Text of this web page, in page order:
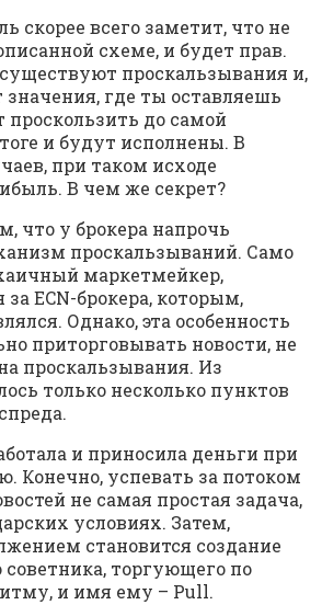
скорее всего заметит, что не
схеме, и будет прав.
проскальзывания и,
значения, где ты оставляешь
проскользить до самой
и будут исполнены. В
при таком исходе
В чем же секрет?
что у брокера напрочь
проскальзываний. Само
маркетмейкер,
ECN-брокера, которым,
Однако, эта особенность
приторговывать новости, не
проскальзывания. Из
только несколько пунктов
и приносила деньги при
Конечно, успевать за потоком
не самая простая задача,
условиях. Затем,
становится создание
советника, торгующего по
и имя ему – Pull.